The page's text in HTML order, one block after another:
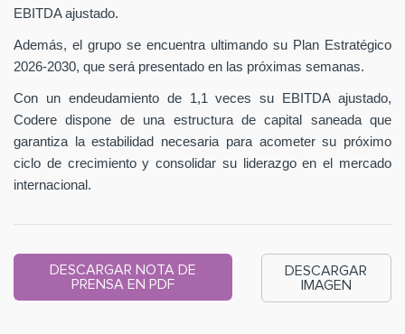
EBITDA ajustado.
Además, el grupo se encuentra ultimando su Plan Estratégico
2026-2030, que será presentado en las próximas semanas.
Con un endeudamiento de 1,1 veces su EBITDA ajustado,
Codere dispone de una estructura de capital saneada que
garantiza la estabilidad necesaria para acometer su próximo
ciclo de crecimiento y consolidar su liderazgo en el mercado
internacional.
DESCARGAR NOTA DE
PRENSA EN PDF
DESCARGAR
IMAGEN